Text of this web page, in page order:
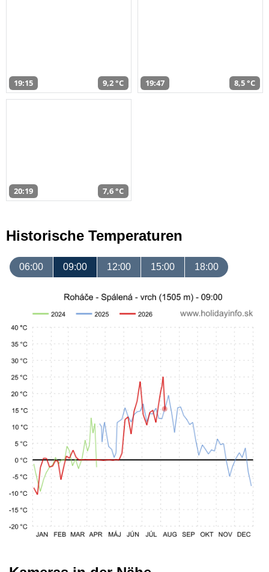
19:15 9,2 °C 19:47 8,5 °C
20:19 7,6 °C
Historische Temperaturen
06:00 09:00 12:00 15:00 18:00